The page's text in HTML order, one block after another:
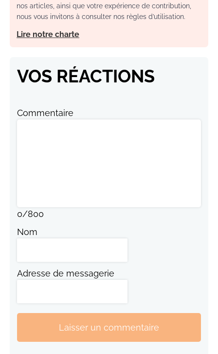
nos articles, ainsi que votre expérience de contribution,
nous vous invitons à consulter nos règles d’utilisation.
Lire notre charte
VOS RÉACTIONS
Commentaire
0/800
Nom
Adresse de messagerie
Laisser un commentaire